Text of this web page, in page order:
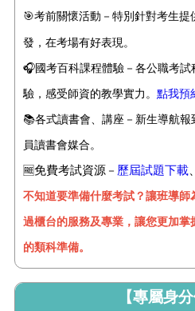
🎯考前關懷活動－特別針對考生提
發，在考場有好表現。
🎧國考百科課程體驗－各公職考
驗，感受師資的教學實力。 點我預
📚各式讀書會、講座－新生導航
員讀書會媒合。
🆓免費考試資源 － 歷屆試題下載、
不知道要準備什麼考試？讓班導
過櫃台的服務及專業，讓您更加
的類科準備。
【專屬身分